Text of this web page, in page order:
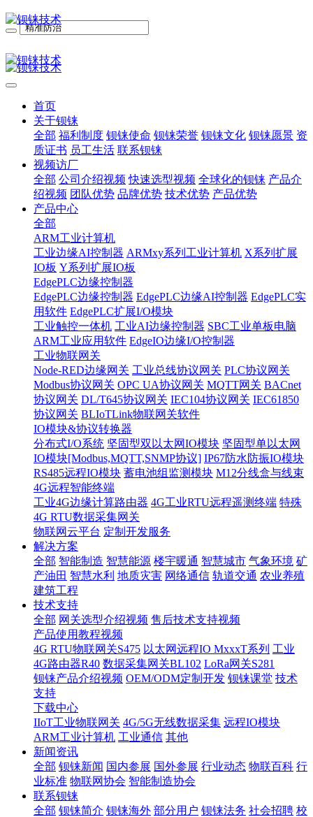
首页
关于钡铼
全部 福利制度 钡铼使命 钡铼荣誉 钡铼文化 钡铼愿景 资
质证书 员工生活 联系钡铼
视频访厂
全部 公司介绍视频 快速选型视频 全球化的钡铼 产品介
绍视频 团队优势 品牌优势 技术优势 产品优势
产品中心
全部
ARM工业计算机
工业边缘AI控制器 ARMxy系列工业计算机 X系列扩展
IO板 Y系列扩展IO板
EdgePLC边缘控制器
EdgePLC边缘控制器 EdgePLC边缘AI控制器 EdgePLC实
用软件 EdgePLC扩展I/O模块
工业触控一体机 工业AI边缘控制器 SBC工业单板电脑
ARM工业应用软件 EdgeIO边缘I/O控制器
工业物联网关
Node-RED边缘网关 工业总线协议网关 PLC协议网关
Modbus协议网关 OPC UA协议网关 MQTT网关 BACnet
协议网关 DL/T645协议网关 IEC104协议网关 IEC61850
协议网关 BLIoTLink物联网关软件
IO模块&协议转换器
分布式I/O系统 坚固型双以太网IO模块 坚固型单以太网
IO模块[Modbus,MQTT,SNMP协议] IP67防水防振IO模块
RS485远程IO模块 蓄电池组监测模块 M12分线盒与线束
4G远程智能终端
工业4G边缘计算路由器 4G工业RTU远程遥测终端 特殊
4G RTU数据采集网关
物联网云平台 定制开发服务
解决方案
全部 智能制造 智慧能源 楼宇暖通 智慧城市 气象环境 矿
产油田 智慧水利 地质灾害 网络通信 轨道交通 农业养殖
建筑工程
技术支持
全部 网关选型介绍视频 售后技术支持视频
产品使用教程视频
4G RTU物联网关S475 以太网远程IO MxxxT系列 工业
4G路由器R40 数据采集网关BL102 LoRa网关S281
钡铼产品介绍视频 OEM/ODM定制开发 钡铼课堂 技术
支持
下载中心
IIoT工业物联网关 4G/5G无线数据采集 远程IO模块
ARM工业计算机 工业通信 其他
新闻资讯
全部 钡铼新闻 国内参展 国外参展 行业动态 物联百科 行
业标准 物联网协会 智能制造协会
联系钡铼
全部 钡铼简介 钡铼海外 部分用户 钡铼法务 社会招聘 校